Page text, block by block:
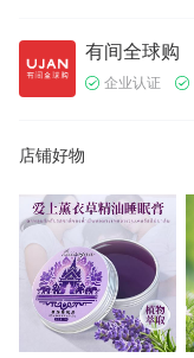
有间全球购
企业认证
店铺好物